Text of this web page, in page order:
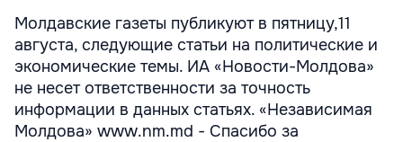
Молдавские газеты публикуют в пятницу,11
августа, следующие статьи на политические и
экономические темы. ИА «Новости-Молдова»
не несет ответственности за точность
информации в данных статьях. «Независимая
Молдова» www.nm.md - Спасибо за